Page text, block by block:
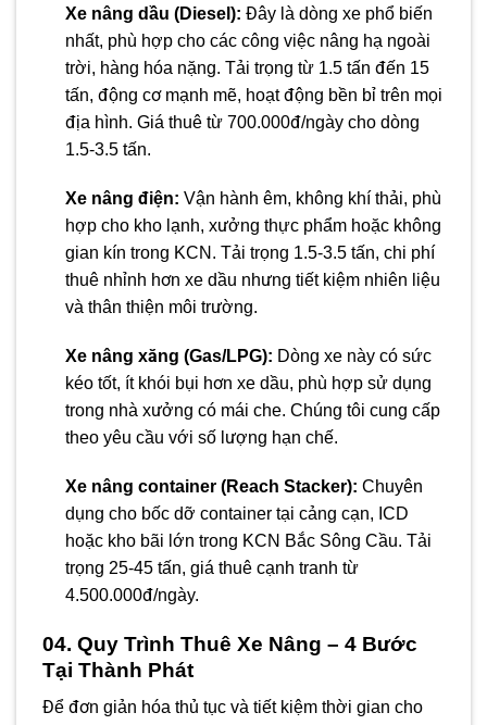
Xe nâng dầu (Diesel): Đây là dòng xe phổ biến
nhất, phù hợp cho các công việc nâng hạ ngoài
trời, hàng hóa nặng. Tải trọng từ 1.5 tấn đến 15
tấn, động cơ mạnh mẽ, hoạt động bền bỉ trên mọi
địa hình. Giá thuê từ 700.000đ/ngày cho dòng
1.5-3.5 tấn.
Xe nâng điện: Vận hành êm, không khí thải, phù
hợp cho kho lạnh, xưởng thực phẩm hoặc không
gian kín trong KCN. Tải trọng 1.5-3.5 tấn, chi phí
thuê nhỉnh hơn xe dầu nhưng tiết kiệm nhiên liệu
và thân thiện môi trường.
Xe nâng xăng (Gas/LPG): Dòng xe này có sức
kéo tốt, ít khói bụi hơn xe dầu, phù hợp sử dụng
trong nhà xưởng có mái che. Chúng tôi cung cấp
theo yêu cầu với số lượng hạn chế.
Xe nâng container (Reach Stacker): Chuyên
dụng cho bốc dỡ container tại cảng cạn, ICD
hoặc kho bãi lớn trong KCN Bắc Sông Cầu. Tải
trọng 25-45 tấn, giá thuê cạnh tranh từ
4.500.000đ/ngày.
04. Quy Trình Thuê Xe Nâng – 4 Bước
Tại Thành Phát
Để đơn giản hóa thủ tục và tiết kiệm thời gian cho